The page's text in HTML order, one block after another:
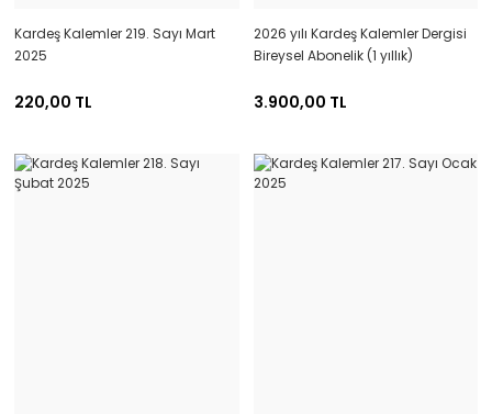
Kardeş Kalemler 219. Sayı Mart
2025
220,00 TL
2026 yılı Kardeş Kalemler Dergisi
Bireysel Abonelik (1 yıllık)
3.900,00 TL